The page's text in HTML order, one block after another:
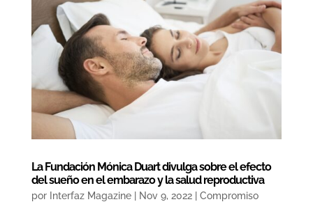
La Fundación Mónica Duart divulga sobre el efecto
del sueño en el embarazo y la salud reproductiva
por Interfaz Magazine| Nov 9, 2022| Compromiso